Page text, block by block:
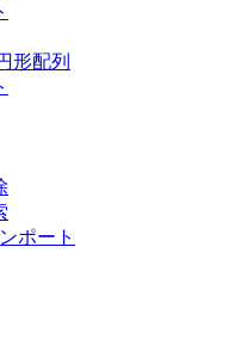
形配列
ポート